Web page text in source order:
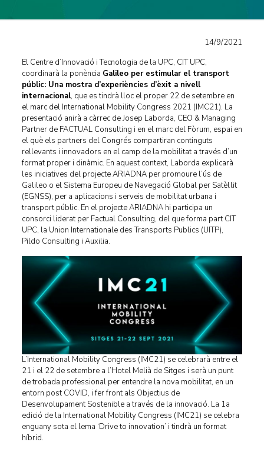
14/9/2021
El Centre d’Innovació i Tecnologia de la UPC, CIT UPC,
coordinarà la ponència Galileo per estimular el transport
públic: Una mostra d’experiències d’èxit a nivell
internacional, que es tindrà lloc el proper 22 de setembre en
el marc del International Mobility Congress 2021 (IMC21). La
presentació anirà a càrrec de Josep Laborda, CEO & Managing
Partner de FACTUAL Consulting i en el marc del Fòrum, espai en
el què els partners del Congrés compartiran continguts
rellevants i innovadors en el camp de la mobilitat a través d’un
format proper i dinàmic. En aquest context, Laborda explicarà
les iniciatives del projecte ARIADNA per promoure l’ús de
Galileo o el Sistema Europeu de Navegació Global per Satèl·lit
(EGNSS), per a aplicacions i serveis de mobilitat urbana i
transport públic. En el projecte ARIADNA hi participa un
consorci liderat per Factual Consulting, del que forma part CIT
UPC, la Union Internationale des Transports Publics (UITP),
Pildo Consulting i Auxilia.
L’International Mobility Congress (IMC21) se celebrarà entre el
21 i el 22 de setembre a l’Hotel Melià de Sitges i serà un punt
de trobada professional per entendre la nova mobilitat, en un
entorn post COVID, i fer front als Objectius de
Desenvolupament Sostenible a través de la innovació. La 1a
edició de la International Mobility Congress (IMC21) se celebra
enguany sota el lema ‘Drive to innovation’ i tindrà un format
híbrid.